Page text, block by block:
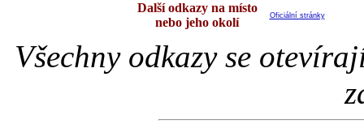
Další odkazy na místo
nebo jeho okolí
Oficiální stránky
Všechny odkazy se